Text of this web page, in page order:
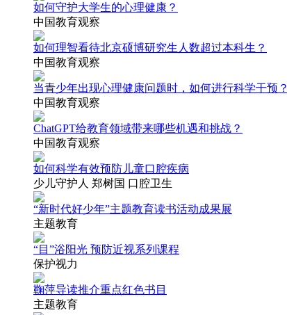
如何守护大学生的心理健康？
中国教育观察
如何理智看待北京硕博研究生人数超过本科生？
中国教育观察
当青少年出现心理健康问题时，如何进行科学干预？
中国教育观察
ChatGPT给教育领域带来哪些机遇和挑战？
中国教育观察
如何科学有效预防儿童口腔疾病
少儿守护人 郑树国 口腔卫生
“新时代好少年”主题教育读书活动成果展
主题教育
“目”浴阳光 预防近视系列课程
保护视力
鞠萍导读推介重点红色书目
主题教育